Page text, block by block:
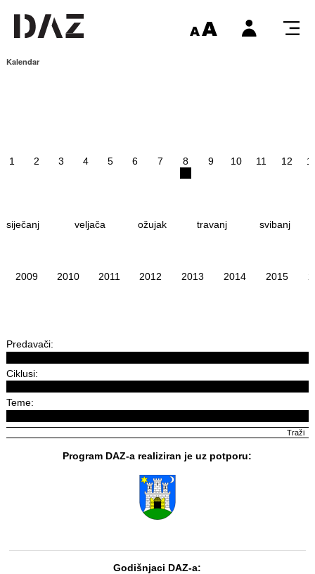
Kalendar
1 2 3 4 5 6 7 8 9 10 11 12
siječanj veljača ožujak travanj svibanj
2009 2010 2011 2012 2013 2014 2015
Predavači:
Ciklusi:
Teme:
Program DAZ-a realiziran je uz potporu:
Godišnjaci DAZ-a: